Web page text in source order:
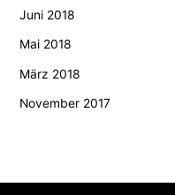
Juni 2018
Mai 2018
März 2018
November 2017